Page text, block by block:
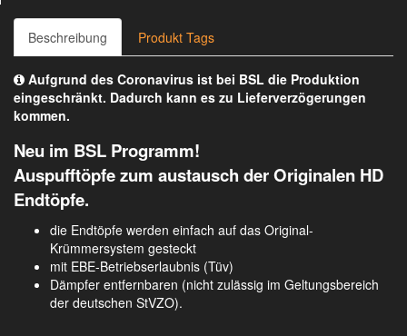
Beschreibung Produkt Tags
Aufgrund des Coronavirus ist bei BSL die Produktion
eingeschränkt. Dadurch kann es zu Lieferverzögerungen
kommen.
Neu im BSL Programm!
Auspufftöpfe zum austausch der Originalen HD
Endtöpfe.
die Endtöpfe werden einfach auf das Original-
Krümmersystem gesteckt
mit EBE-Betriebserlaubnis (Tüv)
Dämpfer entfernbaren (nicht zulässig im Geltungsbereich
der deutschen StVZO).